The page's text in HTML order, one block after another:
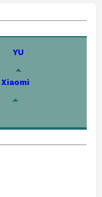
YU
Xiaomi